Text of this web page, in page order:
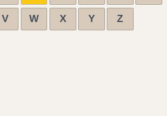
V W X Y Z